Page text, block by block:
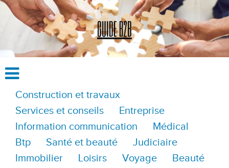
Construction et travaux
Services et conseils
Entreprise
Information communication
Médical
Btp
Santé et beauté
Judiciaire
Immobilier
Loisirs Voyage
Beauté